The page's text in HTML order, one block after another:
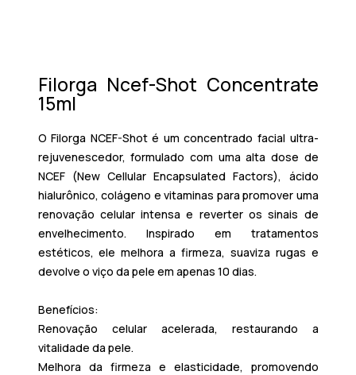
Filorga Ncef-Shot Concentrate
15ml
OFilorga NCEF-Shoté umconcentrado facial ultra-
rejuvenescedor, formulado com uma alta dose de
NCEF (New Cellular Encapsulated Factors), ácido
hialurônico, colágeno e vitaminas para promover uma
renovação celular intensa e reverter os sinais de
envelhecimento. Inspirado em tratamentos
estéticos, ele melhora a firmeza, suaviza rugas e
devolve o viço da pele em apenas 10 dias.
Benefícios:
Renovação celular acelerada, restaurando a
vitalidade da pele.
Melhora da firmeza e elasticidade, promovendo